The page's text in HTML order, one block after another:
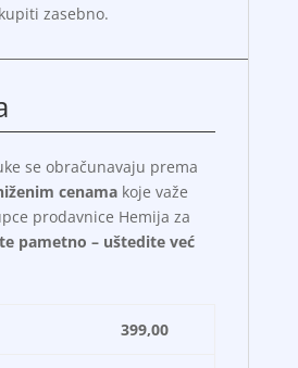
zasebno.
se obračunavaju prema
cenamakoje važe
prodavnice Hemija za
pametno – uštedite već
399,00